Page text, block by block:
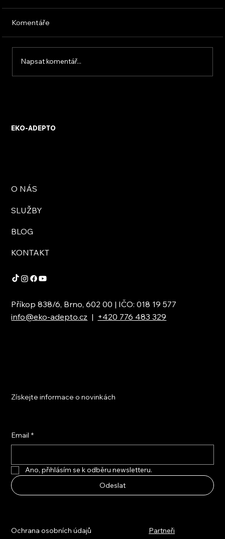
Komentáře
Napsat komentář...
EKO-ADEPTO
O NÁS
SLUŽBY
BLOG
KONTAKT
Příkop 838/6, Brno, 602 00 | IČO: 018 19 577
info@eko-adepto.cz | +420 776 483 329
Získejte informace o novinkách
Email *
Ano, přihlásím se k odběru newsletteru.
Odeslat
Ochrana osobních údajů Partneři